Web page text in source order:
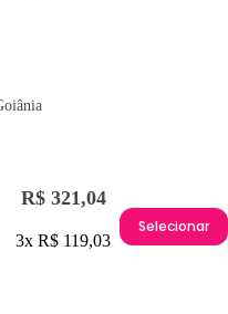
R$ 321,04
3x R$ 119,03
Selecionar